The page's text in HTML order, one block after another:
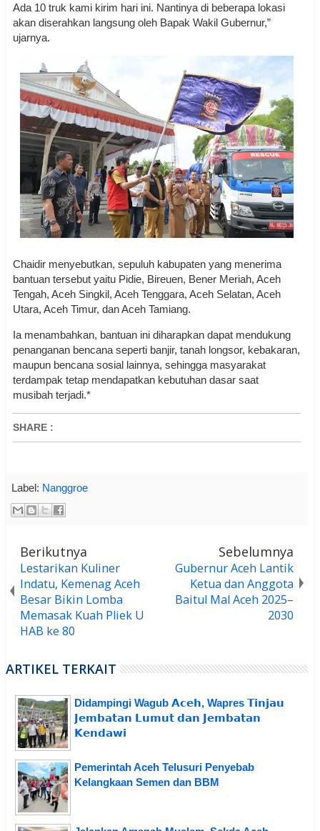
Ada 10 truk kami kirim hari ini. Nantinya di beberapa lokasi
akan diserahkan langsung oleh Bapak Wakil Gubernur,”
ujarnya.
Chaidir menyebutkan, sepuluh kabupaten yang menerima
bantuan tersebut yaitu Pidie, Bireuen, Bener Meriah, Aceh
Tengah, Aceh Singkil, Aceh Tenggara, Aceh Selatan, Aceh
Utara, Aceh Timur, dan Aceh Tamiang.
Ia menambahkan, bantuan ini diharapkan dapat mendukung
penanganan bencana seperti banjir, tanah longsor, kebakaran,
maupun bencana sosial lainnya, sehingga masyarakat
terdampak tetap mendapatkan kebutuhan dasar saat
musibah terjadi.*
SHARE :
Label: Nanggroe
Berikutnya
Lestarikan Kuliner
Indatu, Kemenag Aceh
Besar Bikin Lomba
Memasak Kuah Pliek U
HAB ke 80
Sebelumnya
Gubernur Aceh Lantik
Ketua dan Anggota
Baitul Mal Aceh 2025–
2030
ARTIKEL TERKAIT
Didampingi Wagub 𝗔𝗰𝗲𝗵, Wapres 𝗧𝗶𝗻𝗷𝗮𝘂
𝗝𝗲𝗺𝗯𝗮𝘁𝗮𝗻 𝗟𝘂𝗺𝘂𝘁 𝗱𝗮𝗻 𝗝𝗲𝗺𝗯𝗮𝘁𝗮𝗻
𝗞𝗲𝗻𝗱𝗮𝘄𝗶
Pemerintah Aceh Telusuri Penyebab
Kelangkaan Semen dan BBM